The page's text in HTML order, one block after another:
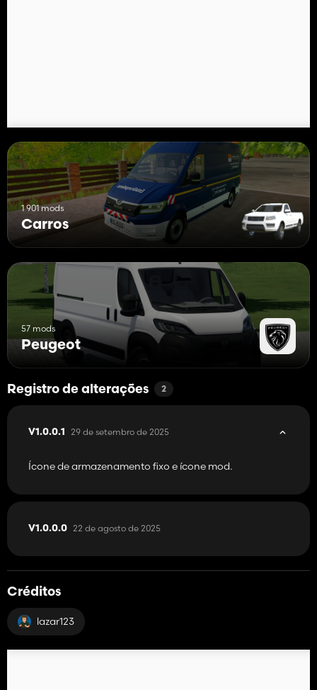
1 901 mods
Carros
57 mods
Peugeot
Registro de alterações 2
V1.0.0.1 29 de setembro de 2025
Ícone de armazenamento fixo e ícone mod.
V1.0.0.0 22 de agosto de 2025
Créditos
lazar123